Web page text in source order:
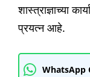
शास्त्राज्ञाच्या
प्रयत्न आहे.
WhatsApp